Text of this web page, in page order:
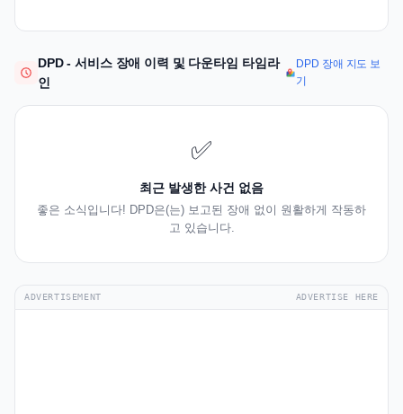
DPD - 서비스 장애 이력 및 다운타임 타임라
인
DPD 장애 지도 보
기
✅
최근 발생한 사건 없음
좋은 소식입니다! DPD은(는) 보고된 장애 없이 원활하게 작동하
고 있습니다.
ADVERTISEMENT ADVERTISE HERE